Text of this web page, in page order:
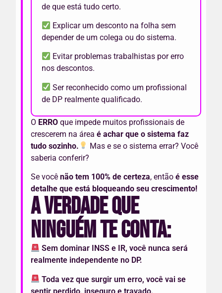
de que está tudo certo.
Explicar um desconto na folha sem
depender de um colega ou do sistema.
Evitar problemas trabalhistas por erro
nos descontos.
Ser reconhecido como um profissional
de DP realmente qualificado.
O ERRO que impede muitos profissionais de
crescerem na área é achar que o sistema faz
tudo sozinho.
Mas e se o sistema errar? Você
saberia conferir?
Se você não tem 100% de certeza, então é esse
detalhe que está bloqueando seu crescimento!
A verdade que
ninguém te conta:
Sem dominar INSS e IR, você nunca será
realmente independente no DP.
Toda vez que surgir um erro, você vai se
sentir perdido, inseguro e travado.